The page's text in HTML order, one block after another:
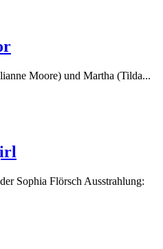
Moore) und Martha (Tilda...
Sophia Flörsch Ausstrahlung: